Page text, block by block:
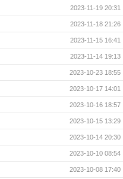
2023-11-19 20:31
2023-11-18 21:26
2023-11-15 16:41
2023-11-14 19:13
2023-10-23 18:55
2023-10-17 14:01
2023-10-16 18:57
2023-10-15 13:29
2023-10-14 20:30
2023-10-10 08:54
2023-10-08 17:40